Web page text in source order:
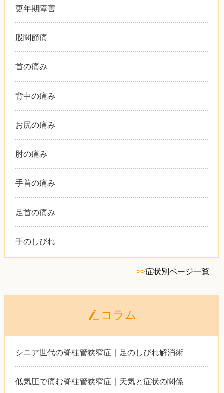
更年期障害
股関節痛
首の痛み
背中の痛み
お尻の痛み
肘の痛み
手首の痛み
足首の痛み
手のしびれ
>>症状別ページ一覧
コラム
シニア世代の脊柱管狭窄症｜足のしびれ解消術
低気圧で痛む脊柱管狭窄症｜天気と症状の関係